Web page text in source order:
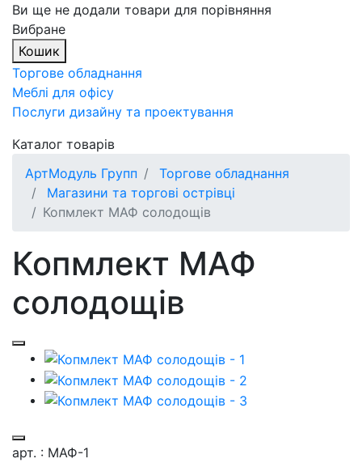
Ви ще не додали товари для порівняння
Вибране
Кошик
Торгове обладнання
Меблі для офісу
Послуги дизайну та проектування
Каталог товарів
АртМодуль Групп
Торгове обладнання
Магазини та торгові острівці
Копмлект МАФ солодощів
Копмлект МАФ
солодощів
арт. : МАФ-1